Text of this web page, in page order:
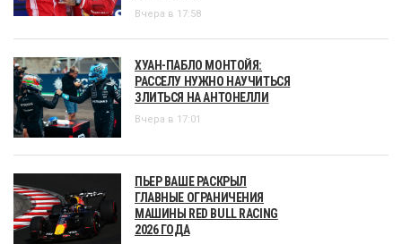
Вчера в 17:58
ХУАН-ПАБЛО МОНТОЙЯ:
РАССЕЛУ НУЖНО НАУЧИТЬСЯ
ЗЛИТЬСЯ НА АНТОНЕЛЛИ
Вчера в 17:01
ПЬЕР ВАШЕ РАСКРЫЛ
ГЛАВНЫЕ ОГРАНИЧЕНИЯ
МАШИНЫ RED BULL RACING
2026 ГОДА